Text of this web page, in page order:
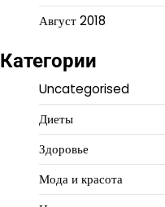
Август 2018
Категории
Uncategorised
Диеты
Здоровье
Мода и красота